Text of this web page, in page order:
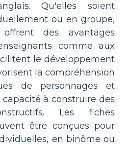
Qu'elles soient
ou en groupe,
des avantages
comme aux
le développement
la compréhension
de personnages et
à construire des
Les fiches
être conçues pour
en binôme ou